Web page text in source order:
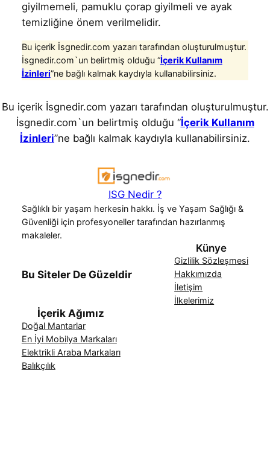
giyilmemeli, pamuklu çorap giyilmeli ve ayak
temizliğine önem verilmelidir.
Bu içerik İsgnedir.com yazarı tarafından oluşturulmuştur.
İsgnedir.com`un belirtmiş olduğu “İçerik Kullanım
İzinleri”ne bağlı kalmak kaydıyla kullanabilirsiniz.
Bu içerik İsgnedir.com yazarı tarafından oluşturulmuştur.
İsgnedir.com`un belirtmiş olduğu “İçerik Kullanım
İzinleri”ne bağlı kalmak kaydıyla kullanabilirsiniz.
ISG Nedir ?
Sağlıklı bir yaşam herkesin hakkı. İş ve Yaşam Sağlığı &
Güvenliği için profesyoneller tarafından hazırlanmış
makaleler.
Bu Siteler De Güzeldir
Künye
Gizlilik Sözleşmesi
Hakkımızda
İletişim
İlkelerimiz
İçerik Ağımız
Doğal Mantarlar
En İyi Mobilya Markaları
Elektrikli Araba Markaları
Balıkçılık